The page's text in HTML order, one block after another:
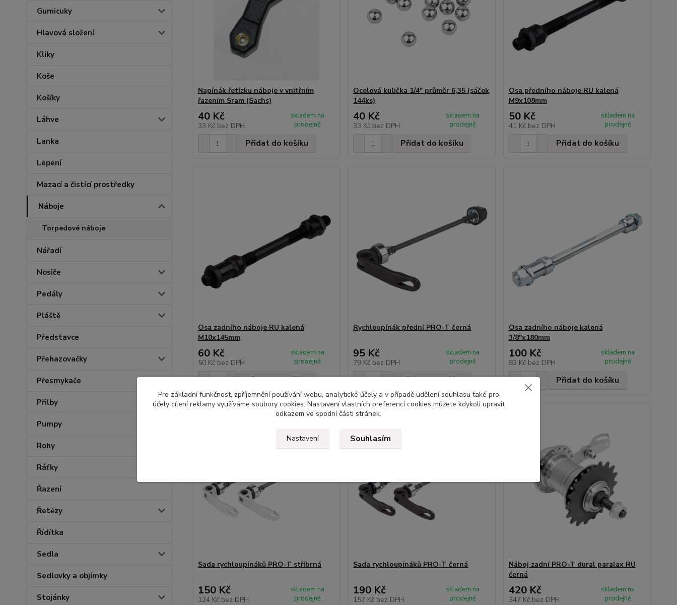
Gumicuky
Hlavová složení
Kliky
Koše
Košíky
Láhve
Lanka
Lepení
Mazací a čistící prostředky
Náboje
Torpedové náboje
Nářadí
Nosiče
Pedály
Pláště
Představce
Přehazovačky
Přesmykače
Přilby
Pumpy
Rohy
Ráfky
Řazení
Řetězy
Řídítka
Sedla
Sedlovky a objímky
Stojánky
Napínák řetízku náboje v vnitřním
řazením Sram (Sachs)
40 Kč
33 Kč bez DPH
skladem na
prodejně
Přidat do košíku
Ocelová kulička 1/4" průměr 6,35 (sáček
144ks)
40 Kč
33 Kč bez DPH
skladem na
prodejně
Přidat do košíku
Osa předního náboje RU kalená
M9x108mm
50 Kč
41 Kč bez DPH
skladem na
prodejně
Přidat do košíku
Osa zadního náboje RU kalená
M10x145mm
60 Kč
50 Kč bez DPH
skladem na
prodejně
Přidat do košíku
Rychloupínák přední PRO-T černá
95 Kč
79 Kč bez DPH
skladem na
prodejně
Přidat do košíku
Osa zadního náboje kalená
3/8"x180mm
100 Kč
83 Kč bez DPH
skladem na
prodejně
Přidat do košíku
Sada rychloupínáků PRO-T stříbrná
150 Kč
124 Kč bez DPH
skladem na
prodejně
Sada rychloupínáků PRO-T černá
190 Kč
157 Kč bez DPH
skladem na
prodejně
Náboj zadní PRO-T dural paralax RU
černá
420 Kč
347 Kč bez DPH
skladem na
prodejně
Pro základní funkčnost, zpříjemnění používání webu, analytické účely a v případě udělení souhlasu také pro
účely cílení reklamy využíváme soubory cookies. Nastavení vlastních preferencí cookies můžete kdykoli upravit
odkazem ve spodní části stránek.
Nastavení Souhlasím